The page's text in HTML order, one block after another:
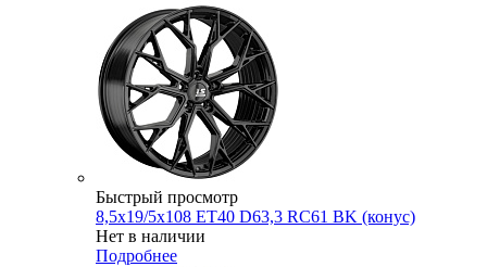
Быстрый просмотр
8,5x19/5x108 ET40 D63,3 RC61 BK (конус)
Нет в наличии
Подробнее